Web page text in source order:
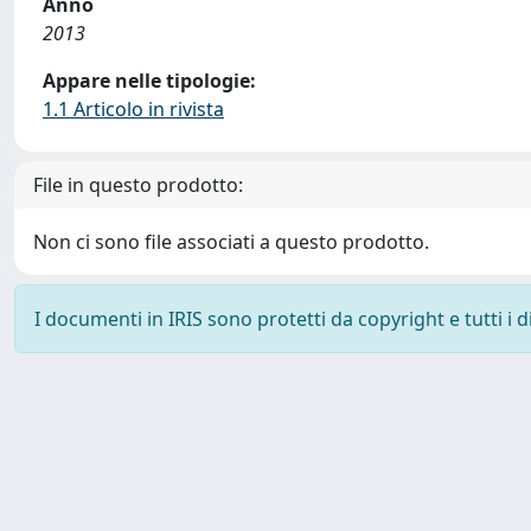
2013
Appare nelle tipologie:
1.1 Articolo in rivista
File in questo prodotto:
Non ci sono file associati a questo prodotto.
I documenti in IRIS sono protetti da copyright e tutti i